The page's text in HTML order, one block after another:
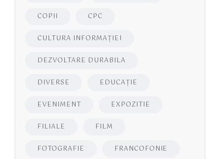
COPII CPC
CULTURA INFORMAŢIEI
DEZVOLTARE DURABILA
DIVERSE EDUCAŢIE
EVENIMENT EXPOZITIE
FILIALE FILM
FOTOGRAFIE FRANCOFONIE